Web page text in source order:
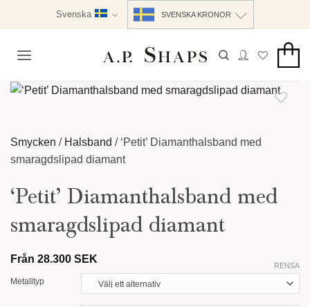
Svenska SVENSKA KRONOR
Smycken / Halsband / ‘Petit’ Diamanthalsband med
smaragdslipad diamant
‘Petit’ Diamanthalsband med
smaragdslipad diamant
Från 28.300 SEK
Metalltyp
RENSA